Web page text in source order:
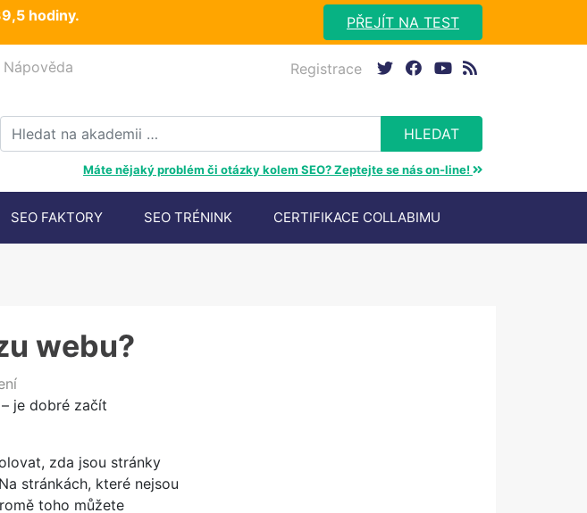
hodiny. PŘEJÍT NA TEST
Nápověda
Registrace
Máte nějaký problém či otázky kolem SEO? Zeptejte se nás on-line!
SEO FAKTORY SEO TRÉNINK CERTIFIKACE COLLABIMU
webu?
je dobré začít
zda jsou stránky
stránkách, které nejsou
toho můžete